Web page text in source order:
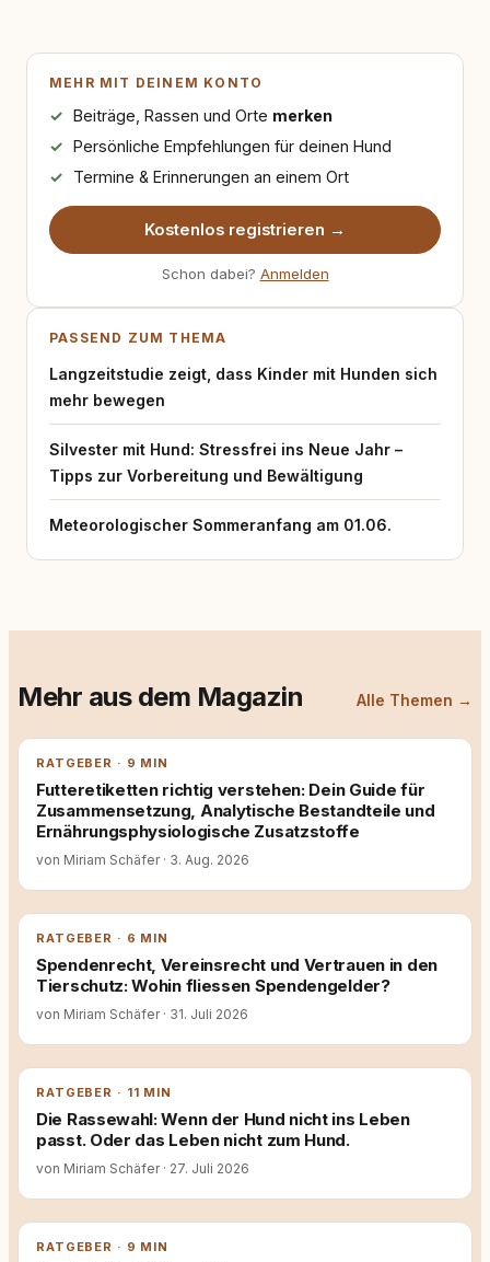
MEHR MIT DEINEM KONTO
Beiträge, Rassen und Orte merken
Persönliche Empfehlungen für deinen Hund
Termine & Erinnerungen an einem Ort
Kostenlos registrieren →
Schon dabei? Anmelden
PASSEND ZUM THEMA
Langzeitstudie zeigt, dass Kinder mit Hunden sich
mehr bewegen
Silvester mit Hund: Stressfrei ins Neue Jahr –
Tipps zur Vorbereitung und Bewältigung
Meteorologischer Sommeranfang am 01.06.
Mehr aus dem Magazin Alle Themen →
RATGEBER · 9 MIN
Futteretiketten richtig verstehen: Dein Guide für
Zusammensetzung, Analytische Bestandteile und
Ernährungsphysiologische Zusatzstoffe
von Miriam Schäfer · 3. Aug. 2026
RATGEBER · 6 MIN
Spendenrecht, Vereinsrecht und Vertrauen in den
Tierschutz: Wohin fliessen Spendengelder?
von Miriam Schäfer · 31. Juli 2026
RATGEBER · 11 MIN
Die Rassewahl: Wenn der Hund nicht ins Leben
passt. Oder das Leben nicht zum Hund.
von Miriam Schäfer · 27. Juli 2026
RATGEBER · 9 MIN